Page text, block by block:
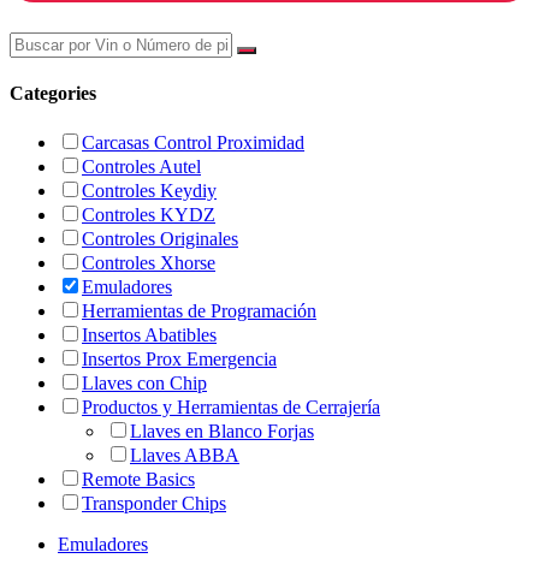
Categories
Carcasas Control Proximidad
Controles Autel
Controles Keydiy
Controles KYDZ
Controles Originales
Controles Xhorse
Emuladores
Herramientas de Programación
Insertos Abatibles
Insertos Prox Emergencia
Llaves con Chip
Productos y Herramientas de Cerrajería
Llaves en Blanco Forjas
Llaves ABBA
Remote Basics
Transponder Chips
Emuladores